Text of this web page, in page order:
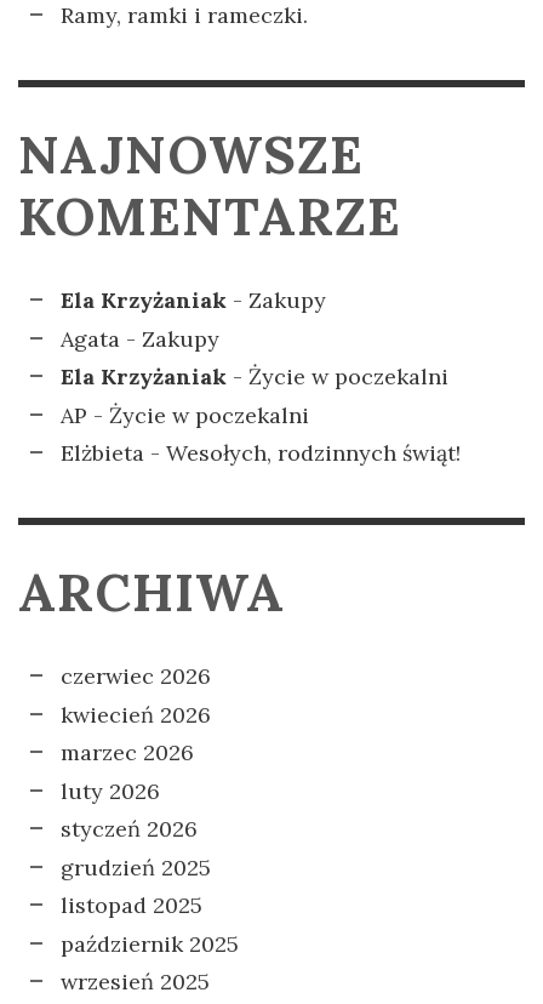
Ramy, ramki i rameczki.
NAJNOWSZE
KOMENTARZE
Ela Krzyżaniak - Zakupy
Agata - Zakupy
Ela Krzyżaniak - Życie w poczekalni
AP - Życie w poczekalni
Elżbieta - Wesołych, rodzinnych świąt!
ARCHIWA
czerwiec 2026
kwiecień 2026
marzec 2026
luty 2026
styczeń 2026
grudzień 2025
listopad 2025
październik 2025
wrzesień 2025